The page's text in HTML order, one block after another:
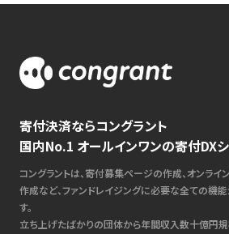
寄付決済ならコングラント
国内No.1 オールインワンの寄付DX
コングラントは、寄付募集ページの作成、オンライ
作成など、ファンドレイジングに必要な全ての機
す。
立ち上げたばかりの団体から年間収入数十億円